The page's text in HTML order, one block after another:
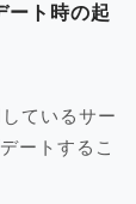
ト時の起
ているサー
ートするこ